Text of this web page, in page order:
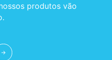
produtos vão